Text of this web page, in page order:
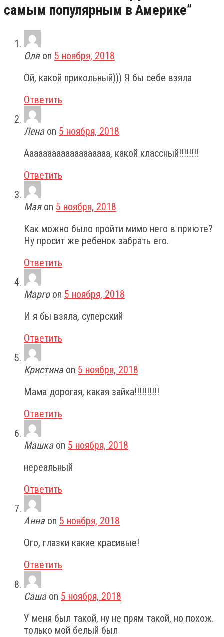
самым популярным в Америке”
Оляon 5 ноября, 2018
Ой, какой прикольный))) Я бы себе взяла
Ответить
Ленаon 5 ноября, 2018
Ааааааааааааааааааа, какой классный!!!!!!!!
Ответить
Маяon 5 ноября, 2018
Как можно было пройти мимо него в приюте?
Ну просит же ребенок забрать его.
Ответить
Маргоon 5 ноября, 2018
И я бы взяла, суперский
Ответить
Кристинаon 5 ноября, 2018
Мама дорогая, какая зайка!!!!!!!!!!
Ответить
Машкаon 5 ноября, 2018
нереальный
Ответить
Аннаon 5 ноября, 2018
Ого, глазки какие красивые!
Ответить
Сашаon 5 ноября, 2018
У меня был такой, ну не прям такой, но похож.
только мой белый был